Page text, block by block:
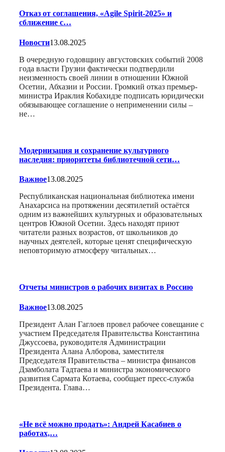
Отказ от соглашения, «Agile Spirit-2025» и
сближение с…
Новости13.08.2025
В очередную годовщину августовских событий 2008
года власти Грузии фактически подтвердили
неизменность своей линии в отношении Южной
Осетии, Абхазии и России. Громкий отказ премьер-
министра Ираклия Кобахидзе подписать юридически
обязывающее соглашение о неприменении силы –
не…
Модернизация и сохранение культурного
наследия: приоритеты библиотечной сети…
Важное13.08.2025
Республиканская национальная библиотека имени
Анахарсиса на протяжении десятилетий остаётся
одним из важнейших культурных и образовательных
центров Южной Осетии. Здесь находят приют
читатели разных возрастов, от школьников до
научных деятелей, которые ценят специфическую
неповторимую атмосферу читальных…
Отчеты министров о рабочих визитах в Россию
Важное13.08.2025
Президент Алан Гаглоев провел рабочее совещание с
участием Председателя Правительства Константина
Джуссоева, руководителя Администрации
Президента Алана Алборова, заместителя
Председателя Правительства – министра финансов
Дзамболата Тадтаева и министра экономического
развития Сармата Котаева, сообщает пресс-служба
Президента. Глава…
«Не всё можно продать»: Андрей Касабиев о
работах,…